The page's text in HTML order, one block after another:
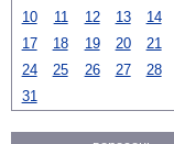
10
11 12 13 14
17
18 19 20 21
24
25 26 27 28
31